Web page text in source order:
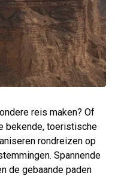
reis maken? Of
bekende, toeristische
rondreizen op
Spannende
de gebaande paden